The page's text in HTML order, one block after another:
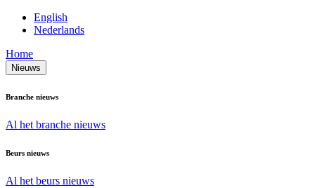
English
Nederlands
Home
Nieuws
Branche nieuws
Al het branche nieuws
Beurs nieuws
Al het beurs nieuws